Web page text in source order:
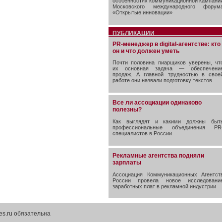
Московского международного
«Открытые инновации»
ПУБЛИКАЦИИ
PR-менеджер в digital-агентстве: кто
он и что должен уметь
Почти половина пиарщиков уверены,
их основная задача —
продаж. А главной трудностью в
работе они назвали подготовку текстов
Все ли ассоциации одинаково
полезны?
Как выглядят и какими должны
профессиональные объединения
специалистов в России
Рекламные агентства подняли
зарплаты
Ассоциация Коммуникационных
России провела новое
заработных плат в рекламной индустрии
обязательна